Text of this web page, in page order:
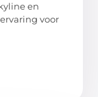
en
voor